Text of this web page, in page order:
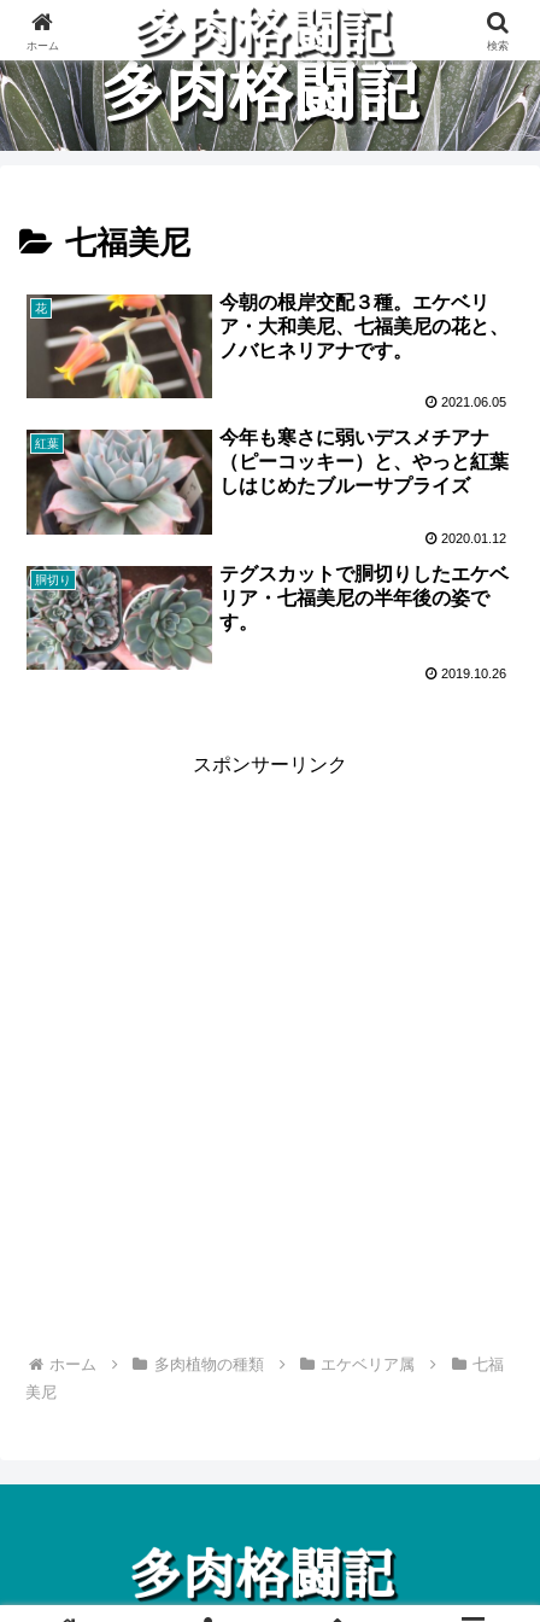
多肉植物と楽しく格闘している記録です。
七福美尼
花
今朝の根岸交配３種。エケベリ
ア・大和美尼、七福美尼の花と、
ノバヒネリアナです。
2021.06.05
紅葉
今年も寒さに弱いデスメチアナ
（ピーコッキー）と、やっと紅葉
しはじめたブルーサプライズ
2020.01.12
胴切り
テグスカットで胴切りしたエケベ
リア・七福美尼の半年後の姿で
す。
2019.10.26
スポンサーリンク
ホーム 多肉植物の種類 エケベリア属
七福
美尼
ホーム 検索